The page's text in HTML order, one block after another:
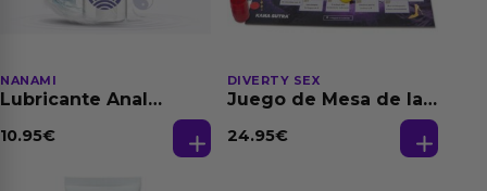
NANAMI
Lubricante Anal
Dilatación Base Agua
10.95€
DIVERTY SEX
Juego de Mesa de las
24.95€